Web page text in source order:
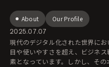
About Our Profile
2025.07.07
現代のデジタル化された世界に
目や使いやすさを超え、ビジネ
素となっています。しかし、そ